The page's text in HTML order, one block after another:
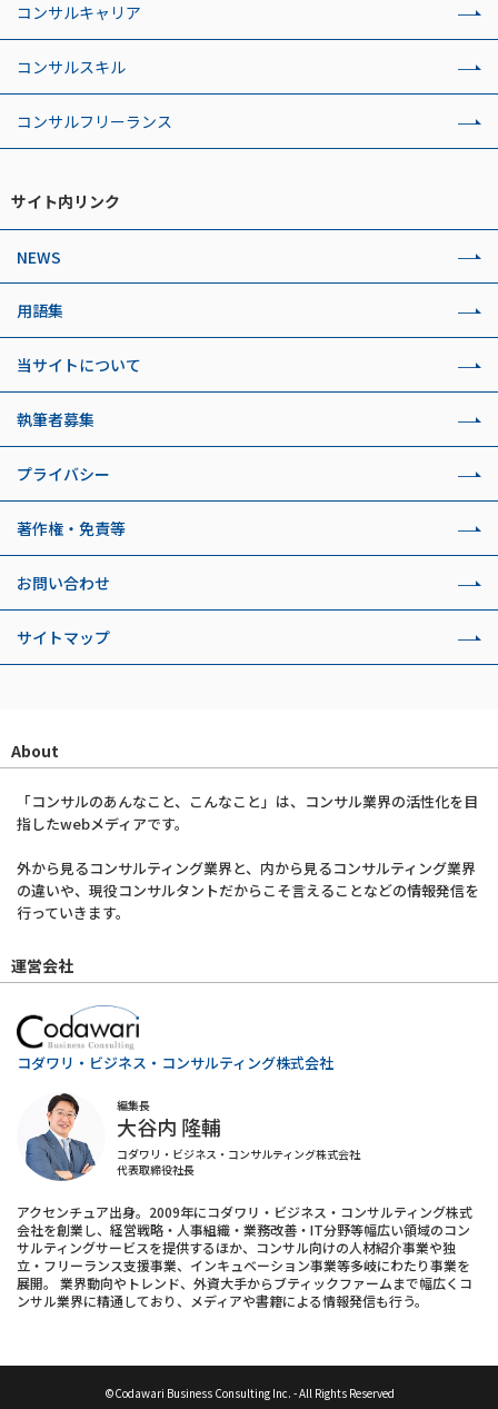
コンサルキャリア
コンサルスキル
コンサルフリーランス
サイト内リンク
NEWS
用語集
当サイトについて
執筆者募集
プライバシー
著作権・免責等
お問い合わせ
サイトマップ
About
「コンサルのあんなこと、こんなこと」は、コンサル業界の活性化を目
指したwebメディアです。
外から見るコンサルティング業界と、内から見るコンサルティング業界
の違いや、現役コンサルタントだからこそ言えることなどの情報発信を
行っていきます。
運営会社
コダワリ・ビジネス・コンサルティング株式会社
編集長
大谷内 隆輔
コダワリ・ビジネス・コンサルティング株式会社
代表取締役社長
アクセンチュア出身。2009年にコダワリ・ビジネス・コンサルティング株式
会社を創業し、経営戦略・人事組織・業務改善・IT分野等幅広い領域のコン
サルティングサービスを提供するほか、コンサル向けの人材紹介事業や独
立・フリーランス支援事業、インキュベーション事業等多岐にわたり事業を
展開。 業界動向やトレンド、外資大手からブティックファームまで幅広くコ
ンサル業界に精通しており、メディアや書籍による情報発信も行う。
©Codawari Business Consulting Inc. - All Rights Reserved